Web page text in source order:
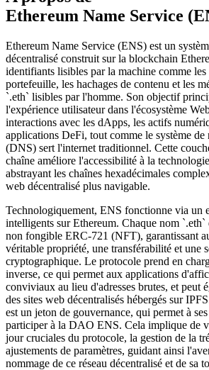
Ethereum Name Service
Ethereum Name Service (ENS) est un
décentralisé construit sur la blockchain
identifiants lisibles par la machine comme les
portefeuille, les hachages de contenu et les
`.eth` lisibles par l'homme. Son objectif
l'expérience utilisateur dans l'écosystème
interactions avec les dApps, les actifs
applications DeFi, tout comme le système de
(DNS) sert l'internet traditionnel. Cette
chaîne améliore l'accessibilité à la
abstrayant les chaînes hexadécimales
web décentralisé plus navigable.
Technologiquement, ENS fonctionne via un
intelligents sur Ethereum. Chaque nom `.eth`
non fongible ERC-721 (NFT), garantissant
véritable propriété, une transférabilité et une
cryptographique. Le protocole prend en
inverse, ce qui permet aux applications
conviviaux au lieu d'adresses brutes, et peut
des sites web décentralisés hébergés sur
est un jeton de gouvernance, qui permet à
participer à la DAO ENS. Cela implique de
jour cruciales du protocole, la gestion de la
ajustements de paramètres, guidant ainsi
nommage de ce réseau décentralisé et de sa